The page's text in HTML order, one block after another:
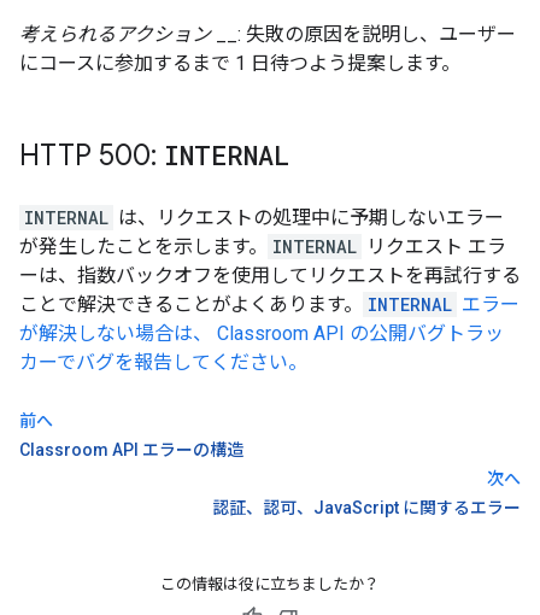
考えられるアクション__: 失敗の原因を説明し、ユーザー
にコースに参加するまで 1 日待つよう提案します。
HTTP 500: INTERNAL
INTERNAL は、リクエストの処理中に予期しないエラー
が発生したことを示します。
INTERNAL リクエスト エラ
ーは、指数バックオフを使用してリクエストを再試行する
ことで解決できることがよくあります。
INTERNAL エラー
が解決しない場合は、 Classroom API の公開バグトラッ
カーでバグを報告してください。
前へ
Classroom API エラーの構造
次へ
認証、認可、JavaScript に関するエラー
この情報は役に立ちましたか？